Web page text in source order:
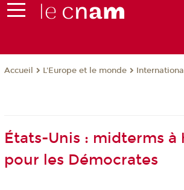
Accueil L'Europe et le monde
États-Unis : midterms à
pour les Démocrates